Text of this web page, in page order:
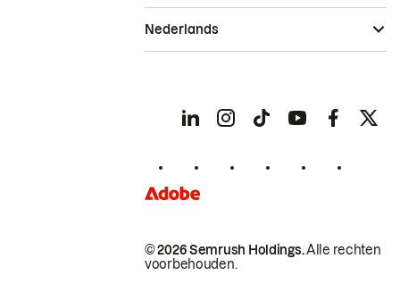
© 2026 Semrush Holdings.Alle rechten
voorbehouden.
Nederlands